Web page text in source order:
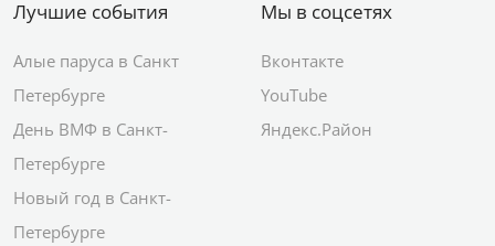
Лучшие события
Алые паруса в Санкт
Петербурге
День ВМФ в Санкт-
Петербурге
Новый год в Санкт-
Петербурге
Мы в соцсетях
Вконтакте
YouTube
Яндекс.Район